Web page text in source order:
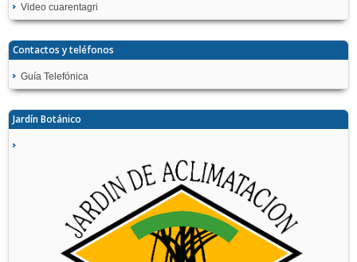
Video cuarentagri
Contactos y teléfonos
Guía Telefónica
Jardín Botánico